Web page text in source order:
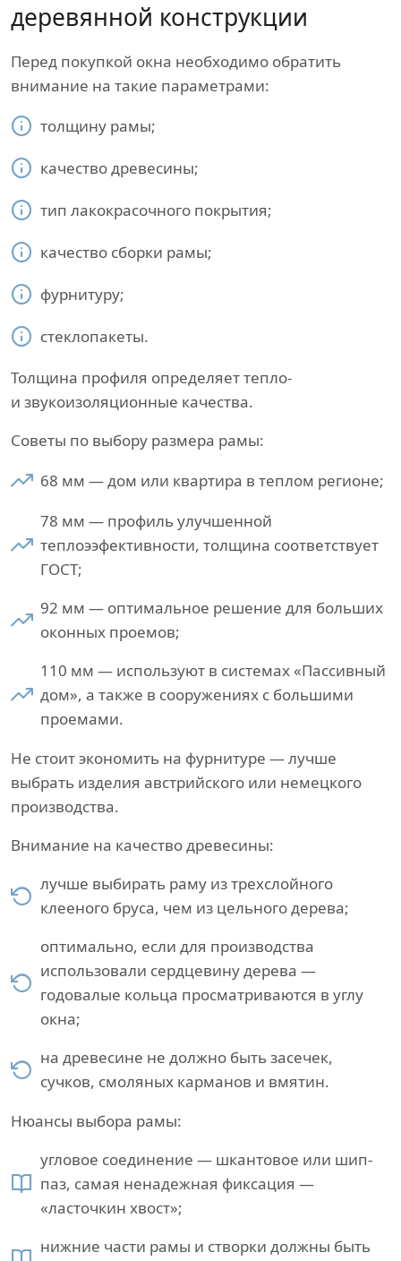
деревянной конструкции
Перед покупкой окна необходимо обратить
внимание на такие параметрами:
толщину рамы;
качество древесины;
тип лакокрасочного покрытия;
качество сборки рамы;
фурнитуру;
стеклопакеты.
Толщина профиля определяет тепло-
и звукоизоляционные качества.
Советы по выбору размера рамы:
68 мм — дом или квартира в теплом регионе;
78 мм — профиль улучшенной
теплоээфективности, толщина соответствует
ГОСТ;
92 мм — оптимальное решение для больших
оконных проемов;
110 мм — используют в системах «Пассивный
дом», а также в сооружениях с большими
проемами.
Не стоит экономить на фурнитуре — лучше
выбрать изделия австрийского или немецкого
производства.
Внимание на качество древесины:
лучше выбирать раму из трехслойного
клееного бруса, чем из цельного дерева;
оптимально, если для производства
использовали сердцевину дерева —
годовалые кольца просматриваются в углу
окна;
на древесине не должно быть засечек,
сучков, смоляных карманов и вмятин.
Нюансы выбора рамы:
угловое соединение — шкантовое или шип-
паз, самая ненадежная фиксация —
«ласточкин хвост»;
нижние части рамы и створки должны быть